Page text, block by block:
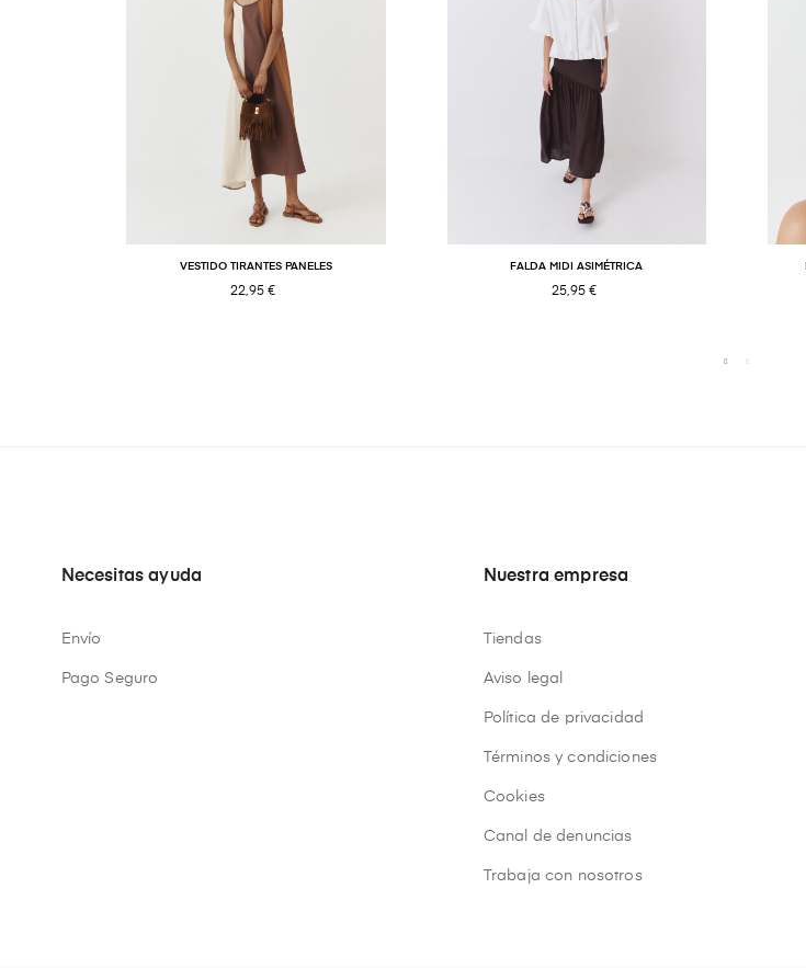
VESTIDO TIRANTES PANELES
22,95 €
FALDA MIDI ASIMÉTRICA
25,95 €
Necesitas ayuda
Envío
Pago Seguro
Nuestra empresa
Tiendas
Aviso legal
Política de privacidad
Términos y condiciones
Cookies
Canal de denuncias
Trabaja con nosotros